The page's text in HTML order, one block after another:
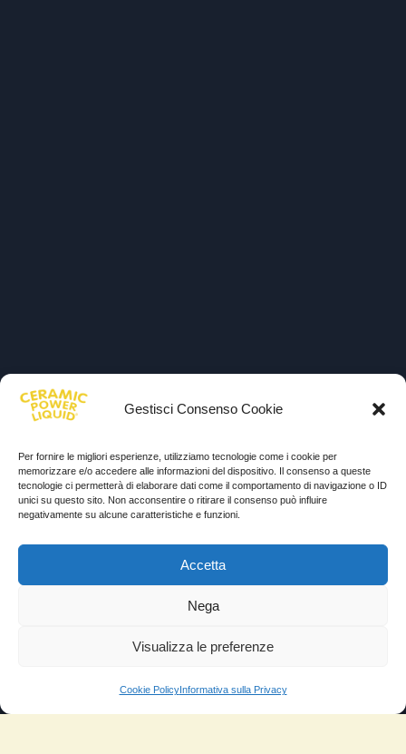
Gestisci Consenso Cookie
Per fornire le migliori esperienze, utilizziamo tecnologie come i cookie per
memorizzare e/o accedere alle informazioni del dispositivo. Il consenso a queste
tecnologie ci permetterà di elaborare dati come il comportamento di navigazione o ID
unici su questo sito. Non acconsentire o ritirare il consenso può influire
negativamente su alcune caratteristiche e funzioni.
Accetta
Nega
Visualizza le preferenze
Cookie PolicyInformativa sulla Privacy